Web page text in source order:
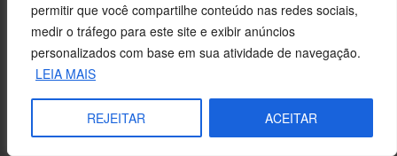
permitir que você compartilhe conteúdo nas redes sociais,
medir o tráfego para este site e exibir anúncios
personalizados com base em sua atividade de navegação.
LEIA MAIS
REJEITAR ACEITAR
Liturgia nas Casas – Domingo da
manifestação de Jesus nas bodas de
Caná
Por prevenção, não vamos à comunidade para Celebrar o
Dia do Senhor, mas podemos celebrar…